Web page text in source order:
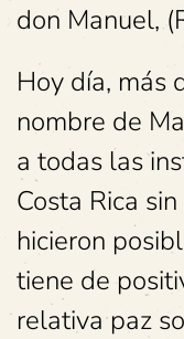
don Manuel,
Hoy día, más
nombre de
a todas las
Costa Rica
hicieron
tiene de
relativa paz